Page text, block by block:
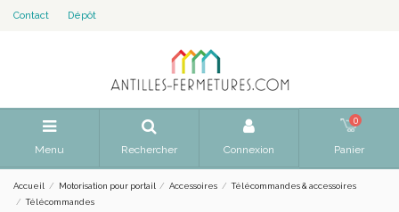
Contact Dépôt
Menu Rechercher Connexion
0
Panier
Accueil Motorisation pour portail Accessoires
Télécommandes & accessoires
Télécommandes